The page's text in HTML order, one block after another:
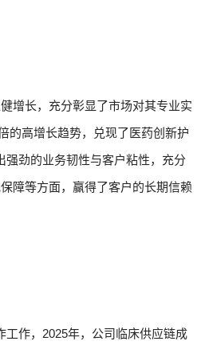
增长，充分彰显了市场对其专业实
的高增长趋势，兑现了医药创新护
劲的业务韧性与客户粘性，充分
障等方面，赢得了客户的长期信赖
作，2025年，公司临床供应链成